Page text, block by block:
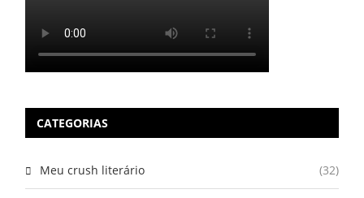
CATEGORIAS
Meu crush literário (32)